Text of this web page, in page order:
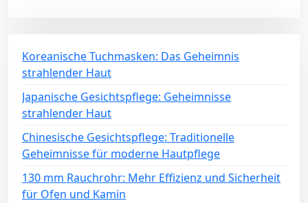
Koreanische Tuchmasken: Das Geheimnis
strahlender Haut
Japanische Gesichtspflege: Geheimnisse
strahlender Haut
Chinesische Gesichtspflege: Traditionelle
Geheimnisse für moderne Hautpflege
130 mm Rauchrohr: Mehr Effizienz und Sicherheit
für Ofen und Kamin